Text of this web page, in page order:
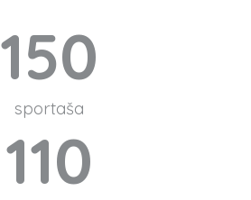
sportaša
150
110